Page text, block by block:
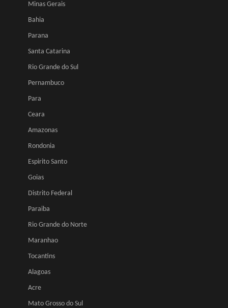
Minas Gerais
Bahia
Parana
Santa Catarina
Rio Grande do Sul
Pernambuco
Para
Ceara
Amazonas
Rondonia
Espirito Santo
Goias
Distrito Federal
Paraiba
Rio Grande do Norte
Maranhao
Tocantins
Alagoas
Acre
Mato Grosso do Sul